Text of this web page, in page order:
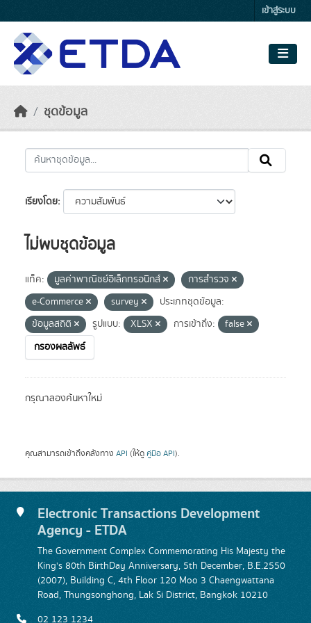
เข้าสู่ระบบ
ชุดข้อมูล
เรียงโดย
ไม่พบชุดข้อมูล
แท็ค: มูลค่าพาณิชย์อิเล็กทรอนิกส์
การสำรวจ
e-Commerce
survey
ประเภทชุดข้อมูล:
ข้อมูลสถิติ
รูปแบบ: XLSX การเข้าถึง:
false
กรองผลลัพธ์
กรุณาลองค้นหาใหม่
คุณสามารถเข้าถึงคลังทาง API (ให้ดู คู่มือ API).
Electronic Transactions Development
Agency - ETDA
The Government Complex Commemorating His Majesty the
King's 80th BirthDay Anniversary, 5th December, B.E.2550
(2007), Building C, 4th Floor 120 Moo 3 Chaengwattana
Road, Thungsonghong, Lak Si District, Bangkok 10210
02 123 1234